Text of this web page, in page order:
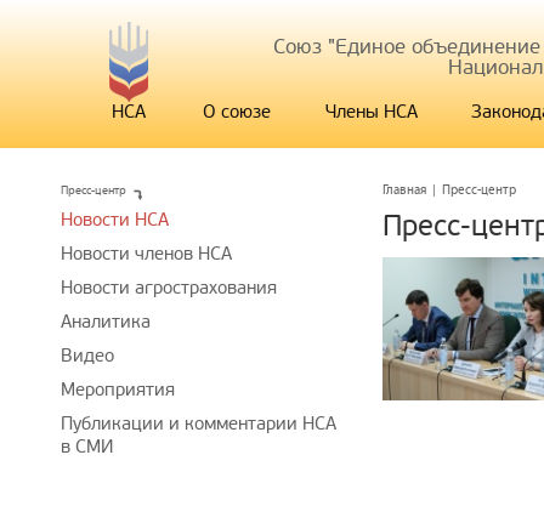
Союз "Единое
НСА О союзе Члены НСА
Главная | Пресс-центр
Пресс-
Пресс-центр
Новости НСА
Новости членов НСА
Новости агрострахования
Аналитика
Видео
Мероприятия
Публикации и комментарии НСА
в СМИ